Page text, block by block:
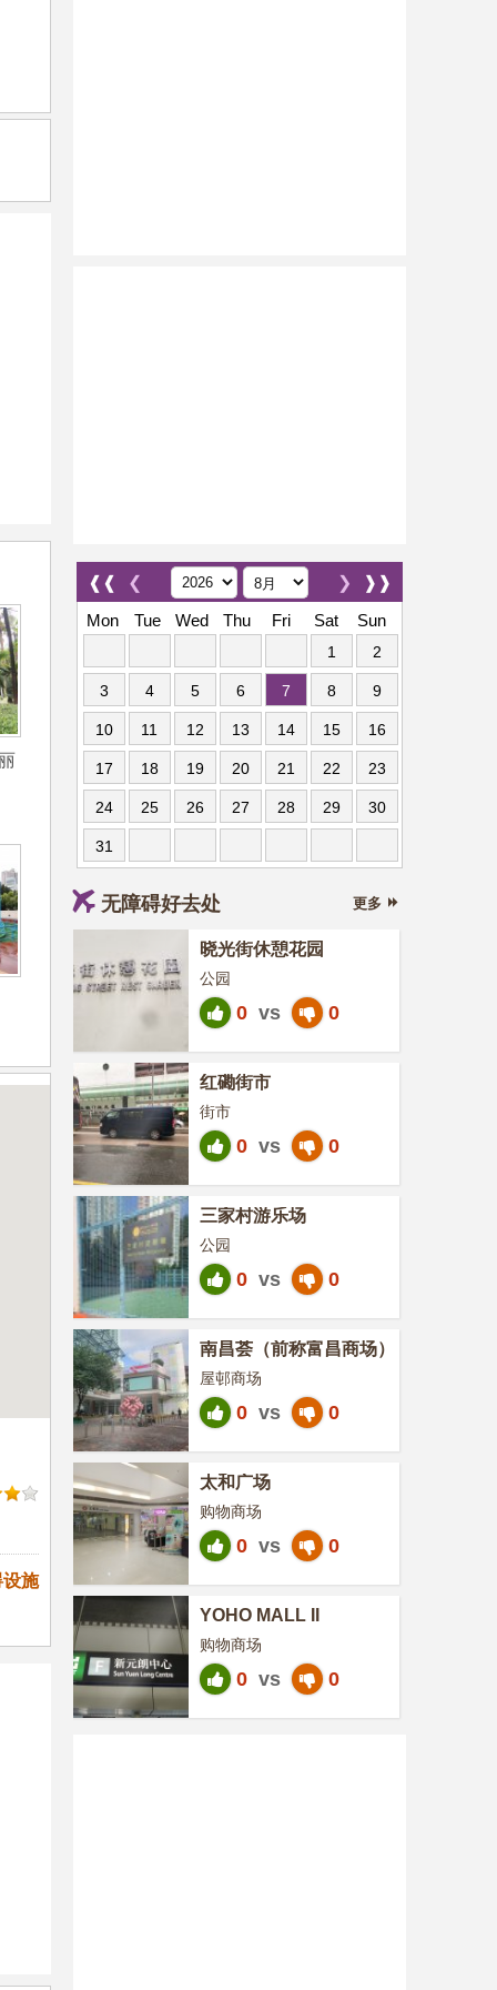
施
❰❰ ❮ ❱❱
❯
Mon
Tue Wed Thu Fri Sat Sun
1 2
3 4 5 6 7 8 9
10 11 12 13 14 15 16
17 18 19 20 21 22 23
24 25 26 27 28 29 30
31
无障碍好去处 更多
晓光街休憩花园
公园
0 vs 0
红磡街市
街市
0 vs 0
三家村游乐场
公园
0 vs 0
南昌荟（前称富昌商场）
屋邨商场
0 vs 0
太和广场
购物商场
0 vs 0
YOHO MALL II
购物商场
0 vs 0